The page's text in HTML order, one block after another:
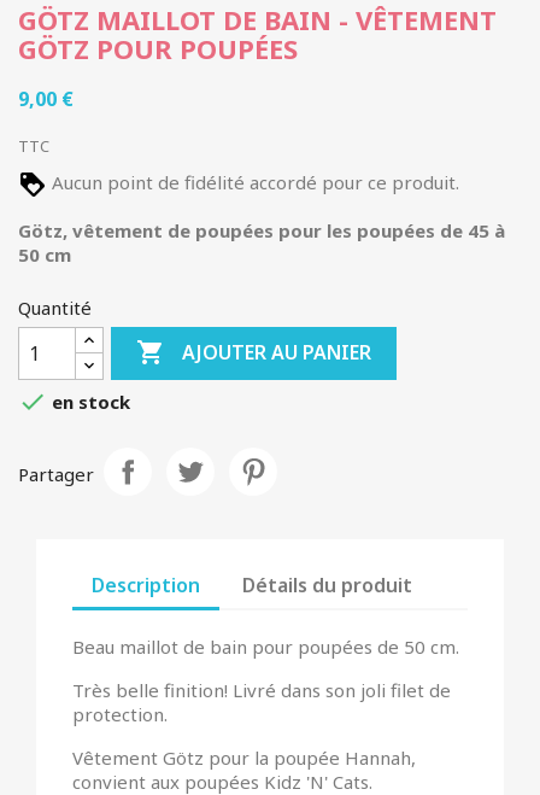
GÖTZ MAILLOT DE BAIN - VÊTEMENT
GÖTZ POUR POUPÉES
9,00 €
TTC
Aucun point de fidélité accordé pour ce produit.
Götz, vêtement de poupées pour les poupées de 45 à
50 cm
Quantité
 AJOUTER AU PANIER
 en stock
Partager
Description Détails du produit
Beau maillot de bain pour poupées de 50 cm.
Très belle finition! Livré dans son joli filet de
protection.
Vêtement Götz pour la poupée Hannah,
convient aux poupées Kidz 'N' Cats.